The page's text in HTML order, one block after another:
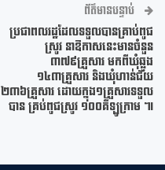
ព័ត៌មានបន្ទាប់
ប្រជាពលរដ្ឋដែលទទួលបានគ្រាប់ពូជ
ស្រូវ នាឱកាសនេះមានចំនួន
៣៧៩គ្រួសារ មកពីឃុំឆ្លូង
១៤៣គ្រួសារ និងឃុំហាន់ជ័យ
២៣៦គ្រួសារ ដោយក្នុង១គ្រួសារទទួល
បាន គ្រប់ពូជស្រូវ ១០០គីឡូក្រាម ៕